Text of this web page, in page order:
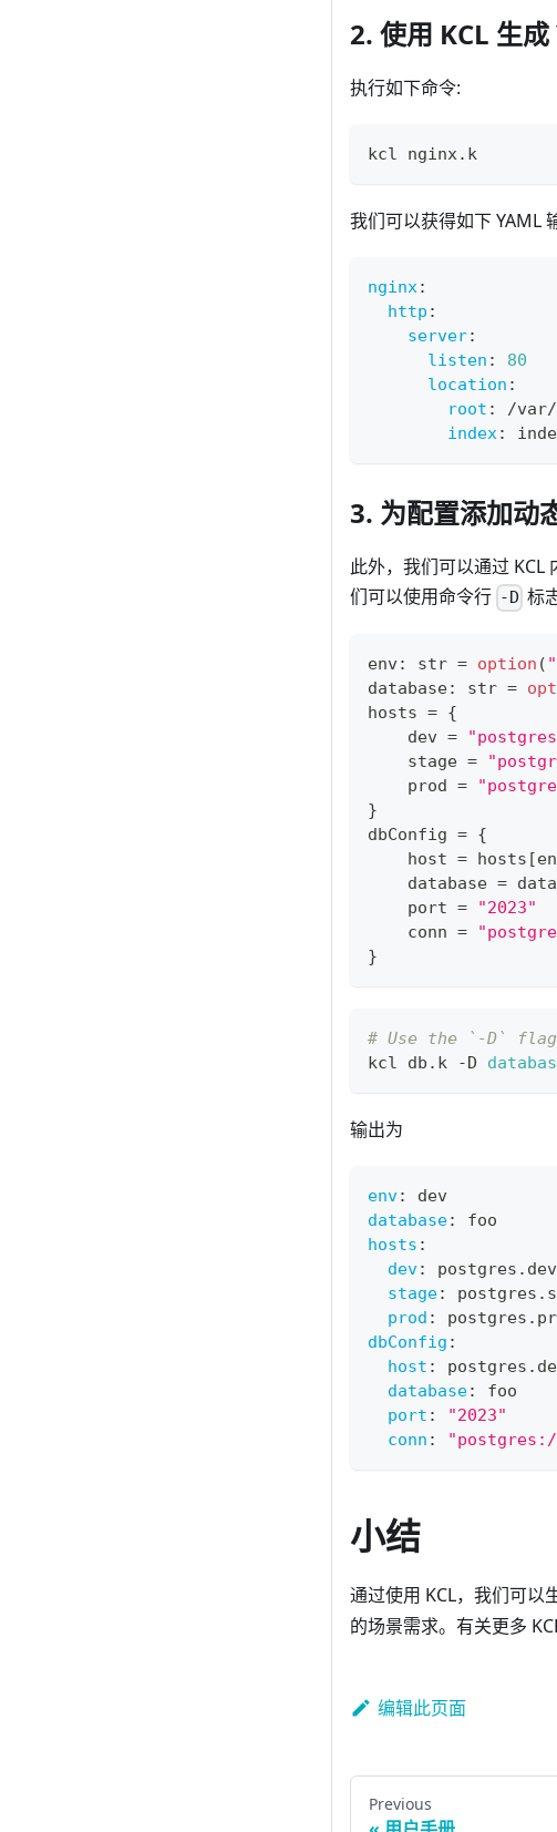
2. 使用 KCL 生
执行如下命令:
kcl nginx.k
我们可以获得如下 YAML
nginx:
http :
server:
listen :
80
location :
root :
/var/
index:
3. 为配置添加动
此外，我们可以通过 KCL
们可以使用命令行 -D 标
env: str = option (
database: str =
hosts = {
    dev
=
    stage
=
    prod
=
}
dbConfig = {
    host
= hosts [
    database
=
    port
=
"2023"
    conn
=
}
# Use the `-D`
kcl db.k -D
输出为
env:
dev
database:
foo
hosts :
dev:
postgres.dev
stage:
prod :
dbConfig :
host :
database:
foo
port :
"2023"
conn :
小结
通过使用 KCL，我们可以
的场景需求。有关更多
编辑此页面
Previous